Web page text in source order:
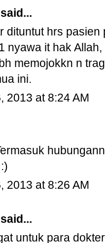
dituntut hrs
nyawa it hak
memojokkn n
ini.
2013 at 8:24 AM
2013 at 8:26 AM
untuk para